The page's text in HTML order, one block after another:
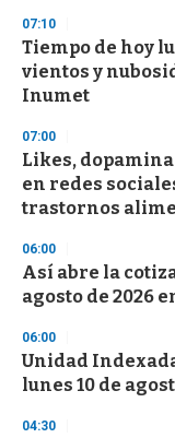
3
s
c
o
d
s
07:10
Tiempo de hoy
vientos y
Inumet
07:00
Likes,
en redes
trastornos
06:00
Así abre la
agosto de 2026
06:00
Unidad
lunes 10 de
04:30